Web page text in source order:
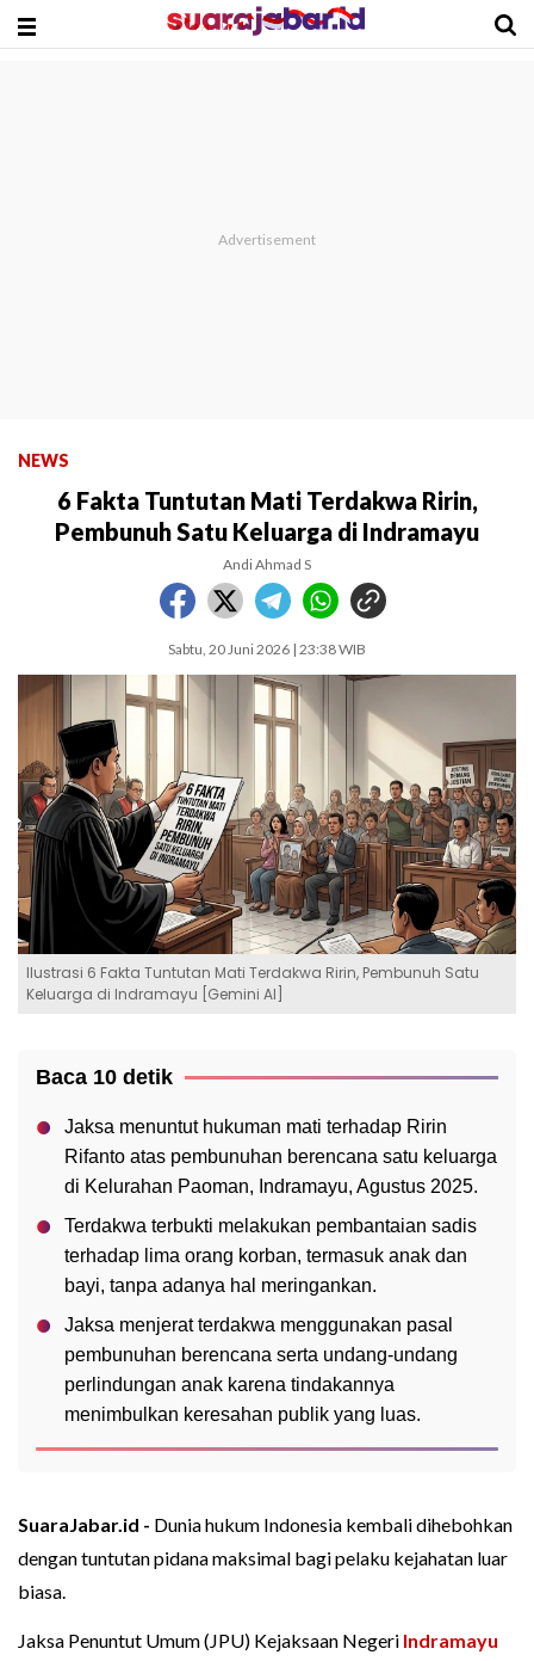
NEWS
6 Fakta Tuntutan Mati Terdakwa Ririn,
Pembunuh Satu Keluarga di Indramayu
Andi Ahmad S
Sabtu, 20 Juni 2026 | 23:38 WIB
Ilustrasi 6 Fakta Tuntutan Mati Terdakwa Ririn, Pembunuh Satu
Keluarga di Indramayu [Gemini AI]
Baca 10 detik
Jaksa menuntut hukuman mati terhadap Ririn
Rifanto atas pembunuhan berencana satu keluarga
di Kelurahan Paoman, Indramayu, Agustus 2025.
Terdakwa terbukti melakukan pembantaian sadis
terhadap lima orang korban, termasuk anak dan
bayi, tanpa adanya hal meringankan.
Jaksa menjerat terdakwa menggunakan pasal
pembunuhan berencana serta undang-undang
perlindungan anak karena tindakannya
menimbulkan keresahan publik yang luas.
SuaraJabar.id - Dunia hukum Indonesia kembali dihebohkan
dengan tuntutan pidana maksimal bagi pelaku kejahatan luar
biasa.
Jaksa Penuntut Umum (JPU) Kejaksaan Negeri Indramayu